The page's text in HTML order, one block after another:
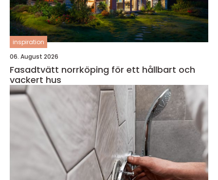
inspiration
06. August 2026
Fasadtvätt norrköping för ett hållbart och
vackert hus